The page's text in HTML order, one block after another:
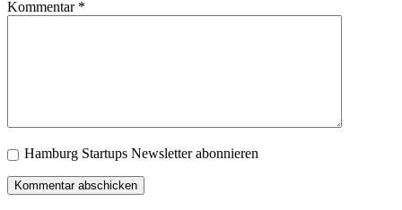
Kommentar *
Hamburg Startups Newsletter abonnieren